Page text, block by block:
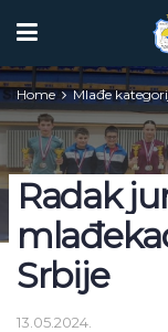
Home Mlađe
Radak
Srbije
13.05.2024.